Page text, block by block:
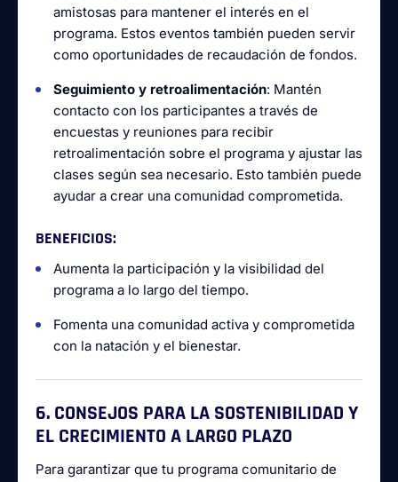
amistosas para mantener el interés en el
programa. Estos eventos también pueden servir
como oportunidades de recaudación de fondos.
Seguimiento y retroalimentación: Mantén
contacto con los participantes a través de
encuestas y reuniones para recibir
retroalimentación sobre el programa y ajustar las
clases según sea necesario. Esto también puede
ayudar a crear una comunidad comprometida.
BENEFICIOS:
Aumenta la participación y la visibilidad del
programa a lo largo del tiempo.
Fomenta una comunidad activa y comprometida
con la natación y el bienestar.
6. CONSEJOS PARA LA SOSTENIBILIDAD Y
EL CRECIMIENTO A LARGO PLAZO
Para garantizar que tu programa comunitario de